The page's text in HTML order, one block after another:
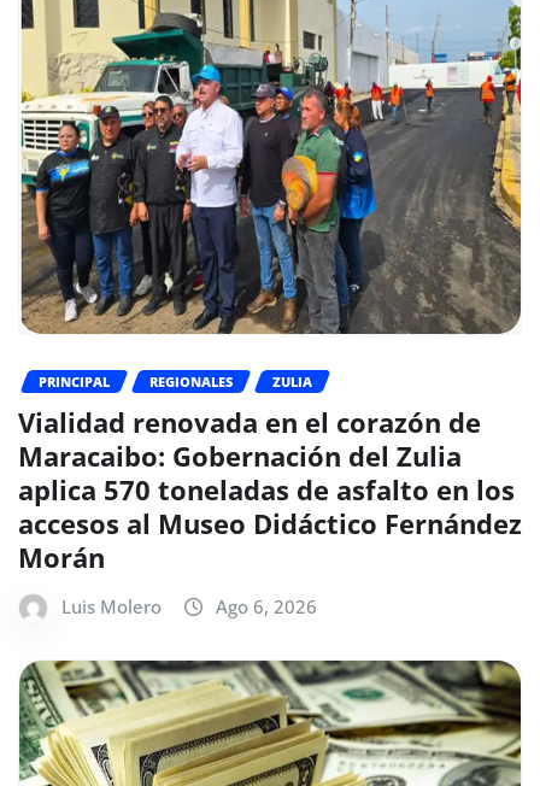
PRINCIPAL REGIONALES ZULIA
Vialidad renovada en el corazón de
Maracaibo: Gobernación del Zulia
aplica 570 toneladas de asfalto en los
accesos al Museo Didáctico Fernández
Morán
Luis Molero Ago 6, 2026